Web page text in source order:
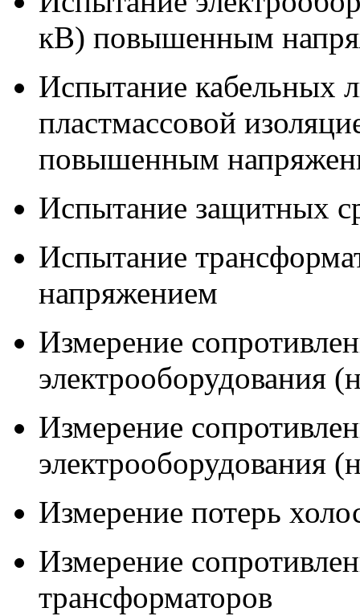
кВ) повышенным
Испытание кабельных
пластмассовой
повышенным
Испытание защитных
Испытание
напряжением
Измерение
электрооборудования
Измерение
электрооборудования
Измерение потерь
Измерение
трансформаторов